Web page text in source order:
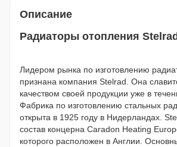
Описание
Радиаторы отопления Stelrad
Лидером рынка по изготовлению
признана компания Stelrad. Она
качеством своей продукции уже в
Фабрика по изготовлению стальных
открыта в 1925 году в Нидерландах.
состав концерна Caradon Heating
которого расположен в Англии.